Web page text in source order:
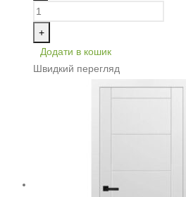
+
Додати в кошик
Швидкий перегляд